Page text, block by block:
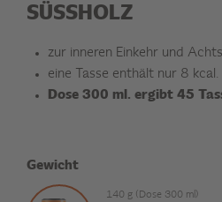
SÜSSHOLZ
zur inneren Einkehr und
eine Tasse enthält nur 8 kcal.
Dose 300 ml. ergibt 45
Gewicht
140 g (Dose 300 ml)